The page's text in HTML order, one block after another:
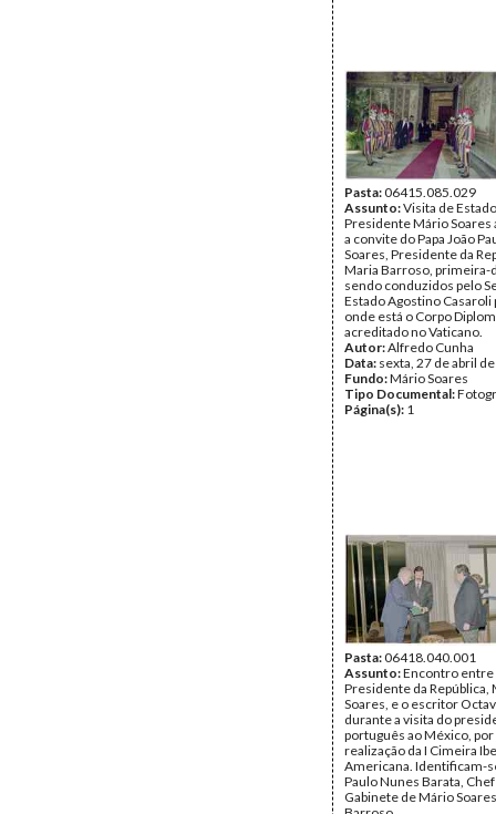
Pasta:06415.085.029
Assunto:Visita de
Presidente Mário Soares
a convite do Papa João
Soares, Presidente da
Maria Barroso, primeira-
sendo conduzidos pelo
Estado Agostino Casaroli
onde está o Corpo
acreditado no Vaticano.
Autor:Alfredo Cunha
Data: sexta, 27 de abril
Fundo:Mário Soares
Tipo Documental:
Página(s): 1
Pasta:06418.040.001
Assunto:Encontro entre
Presidente da República,
Soares, e o escritor
durante a visita do
português ao México, por
realização da I Cimeira
Americana. Identificam-
Paulo Nunes Barata,
Gabinete de Mário